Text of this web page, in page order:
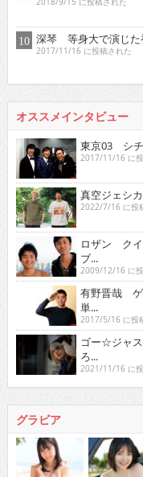
深琴 等身大で演じた
2017/11/16 に投稿された
オススメインタビュー
東京03 シチ
2017/11/16 に
真空ジェシ
2022/7/16 に投
ロザン クイ
ブ...
2009/12/16 に
有野晋哉 ゲ
単...
2017/5/16 に投
ゴー☆ジャ
ろ...
2021/11/16 に
グラビア